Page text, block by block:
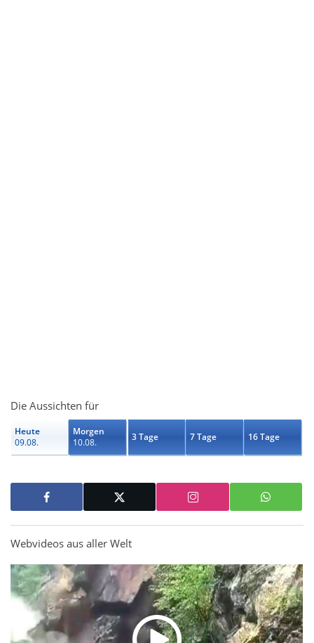
Die Aussichten für
Heute
09.08.
Morgen
10.08.
3 Tage 7 Tage 16 Tage
Webvideos aus aller Welt